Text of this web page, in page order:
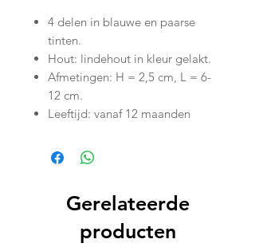
4 delen in blauwe en paarse
tinten.
Hout: lindehout in kleur gelakt.
Afmetingen: H = 2,5 cm, L = 6-
12 cm.
Leeftijd: vanaf 12 maanden
Gerelateerde
producten